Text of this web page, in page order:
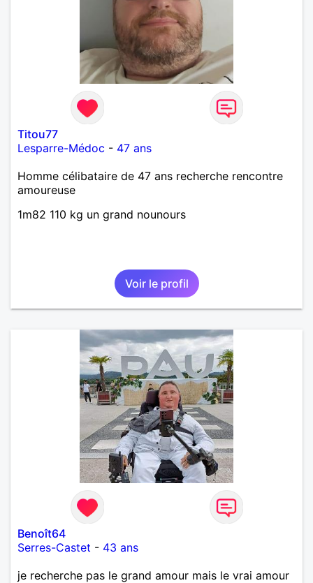
Titou77
Lesparre-Médoc - 47 ans
Homme célibataire de 47 ans recherche rencontre
amoureuse
1m82 110 kg un grand nounours
Voir le profil
Benoît64
Serres-Castet - 43 ans
je recherche pas le grand amour mais le vrai amour